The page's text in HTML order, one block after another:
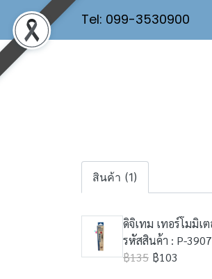
Tel: 099-3530900
สินค้า (1)
ดิจิเทม เทอร์โมมิเ
รหัสสินค้า : P-3907
฿135 ฿103